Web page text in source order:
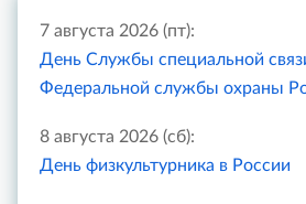
7 августа 2026 (пт):
День Службы специальной
Федеральной службы охраны
8 августа 2026 (сб):
День физкультурника в России